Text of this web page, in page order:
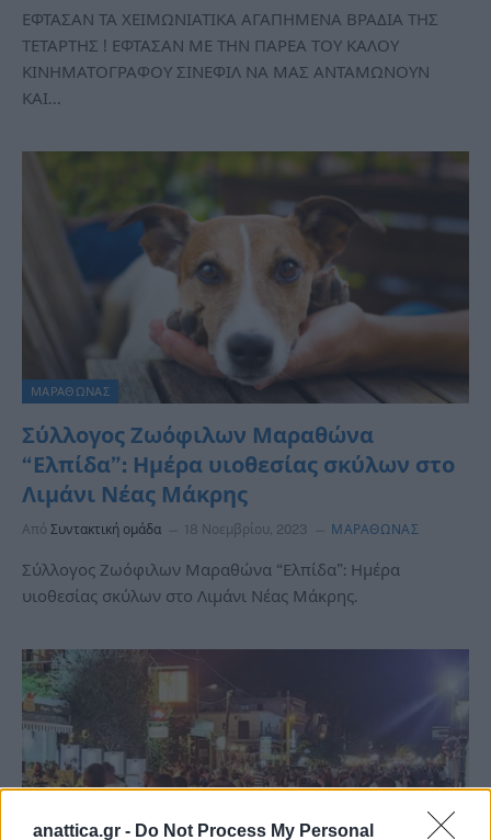
anattica.gr - Do Not Process My Personal
ΕΦΤΑΣΑΝ ΤΑ ΧΕΙΜΩΝΙΑΤΙΚΑ ΑΓΑΠΗΜΕΝΑ ΒΡΑΔΙΑ ΤΗΣ
ΤΕΤΑΡΤΗΣ ! ΕΦΤΑΣΑΝ ΜΕ ΤΗΝ ΠΑΡΕΑ ΤΟΥ ΚΑΛΟΥ
ΚΙΝΗΜΑΤΟΓΡΑΦΟΥ ΣΙΝΕΦΙΛ ΝΑ ΜΑΣ ΑΝΤΑΜΩΝΟΥΝ
ΚΑΙ…
ΜΑΡΑΘΩΝΑΣ
Σύλλογος Ζωόφιλων Μαραθώνα
“Ελπίδα”: Ημέρα υιοθεσίας σκύλων στο
Λιμάνι Νέας Μάκρης
Από Συντακτική ομάδα 18 Νοεμβρίου, 2023 ΜΑΡΑΘΩΝΑΣ
Σύλλογος Ζωόφιλων Μαραθώνα “Ελπίδα”: Ημέρα
υιοθεσίας σκύλων στο Λιμάνι Νέας Μάκρης.